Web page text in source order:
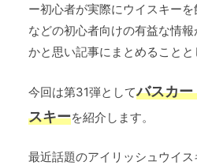
ー初心者が実際にウイスキー
などの初心者向けの有益な情
かと思い記事にまとめることと
今回は第31弾としてバスカ
スキーを紹介します。
最近話題のアイリッシュウイス